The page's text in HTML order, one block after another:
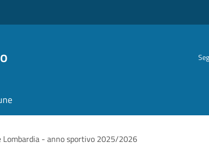
Lombardia - anno sportivo 2025/2026